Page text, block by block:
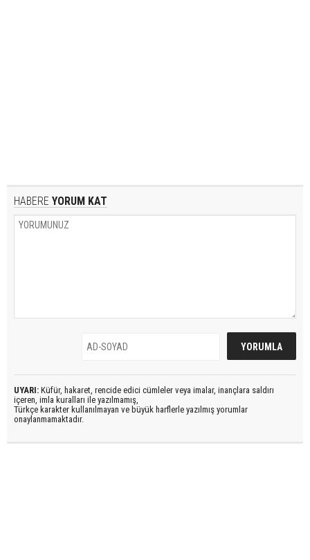
HABERE YORUM KAT
UYARI: Küfür, hakaret, rencide edici cümleler veya imalar, inançlara saldırı
içeren, imla kuralları ile yazılmamış,
Türkçe karakter kullanılmayan ve büyük harflerle yazılmış yorumlar
onaylanmamaktadır.